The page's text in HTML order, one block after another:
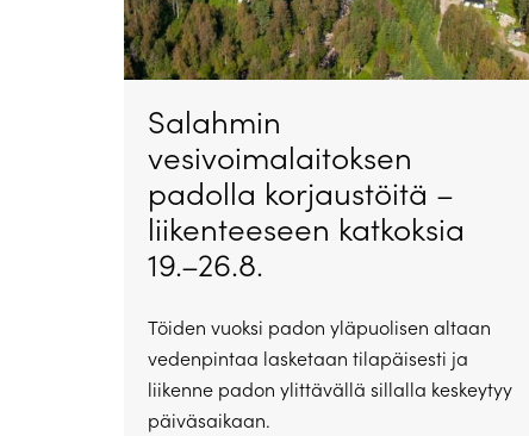
Salahmin
vesivoimalaitoksen
padolla korjaustöitä –
liikenteeseen katkoksia
19.–26.8.
Töiden vuoksi padon yläpuolisen altaan
vedenpintaa lasketaan tilapäisesti ja
liikenne padon ylittävällä sillalla keskeytyy
päiväsaikaan.